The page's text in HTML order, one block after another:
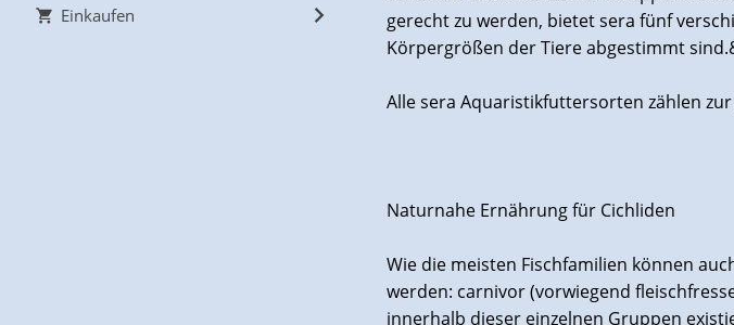
Einkaufen
gerecht zu werden, bietet sera fünf
Körpergrößen der Tiere abgestimmt
Alle sera Aquaristikfuttersorten zählen
Naturnahe Ernährung für Cichliden
Wie die meisten Fischfamilien können
werden: carnivor (vorwiegend
innerhalb dieser einzelnen Gruppen